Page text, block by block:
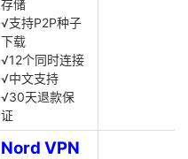
存储
√支持P2P种子
下载
√12个同时连接
√中文支持
√30天退款保
证
Nord VPN